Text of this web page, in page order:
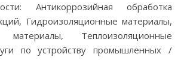
Антикоррозийная обработка
Гидроизоляционные материалы,
материалы, Теплоизоляционные
по устройству промышленных /